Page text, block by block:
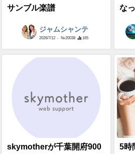
サンブル楽譜
ジャムシャンテ
2026/7/12 - №20038 165
な
skymotherが千葉開府900
5時